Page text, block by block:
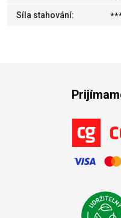
Síla stahování: